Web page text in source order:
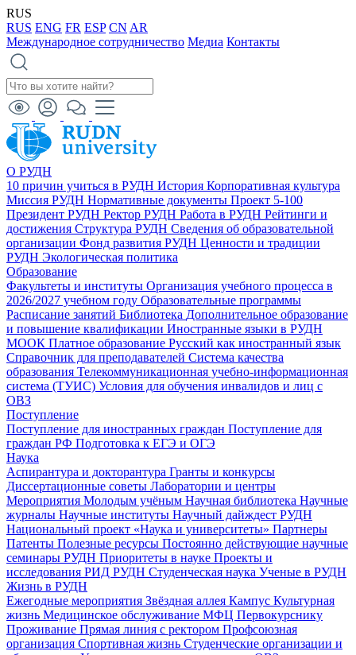
RUS
RUS ENG FR ESP CN AR
Международное сотрудничество Медиа Контакты
О РУДН
10 причин учиться в РУДН История Корпоративная культура
Миссия РУДН Нормативные документы Проект 5-100
Президент РУДН Ректор РУДН Работа в РУДН Рейтинги и
достижения Структура РУДН Сведения об образовательной
организации Фонд развития РУДН Ценности и традиции
РУДН Экологическая политика
Образование
Факультеты и институты Организация учебного процесса в
2026/2027 учебном году Образовательные программы
Расписание занятий Библиотека Дополнительное образование
и повышение квалификации Иностранные языки в РУДН
МООК Платное образование Русский как иностранный язык
Справочник для преподавателей Система качества
образования Телекоммуникационная учебно-информационная
система (ТУИС) Условия для обучения инвалидов и лиц с
ОВЗ
Поступление
Поступление для иностранных граждан Поступление для
граждан РФ Подготовка к ЕГЭ и ОГЭ
Наука
Аспирантура и докторантура Гранты и конкурсы
Диссертационные советы Лаборатории и центры
Мероприятия Молодым учёным Научная библиотека Научные
журналы Научные институты Научный дайждест РУДН
Национальный проект «Наука и университеты» Партнеры
Патенты Полезные ресурсы Постоянно действующие научные
семинары РУДН Приоритеты в науке Проекты и
исследования РИД РУДН Студенческая наука Ученые в РУДН
Жизнь в РУДН
Ежегодные мероприятия Звёздная аллея Кампус Культурная
жизнь Медицинское обслуживание МФЦ Первокурснику
Проживание Прямая линия с ректором Профсоюзная
организация Спортивная жизнь Студенческие организации и